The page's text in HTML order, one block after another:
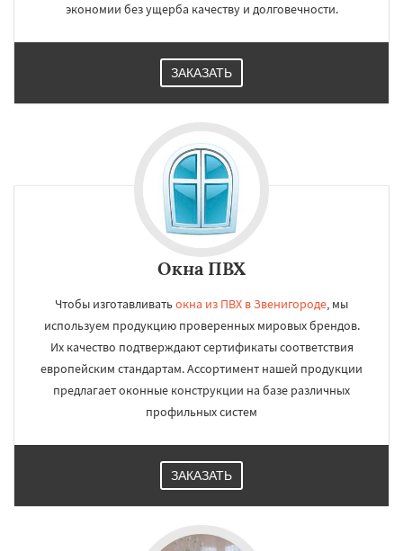
экономии без ущерба качеству и долговечности.
ЗАКАЗАТЬ
Окна ПВХ
Чтобы изготавливатьокна из ПВХ в Звенигороде, мы
используем продукцию проверенных мировых брендов.
Их качество подтверждают сертификаты соответствия
европейским стандартам. Ассортимент нашей продукции
предлагает оконные конструкции на базе различных
профильных систем
ЗАКАЗАТЬ